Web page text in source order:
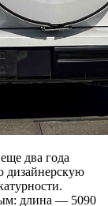
два года
дизайнерскую
длина — 5090